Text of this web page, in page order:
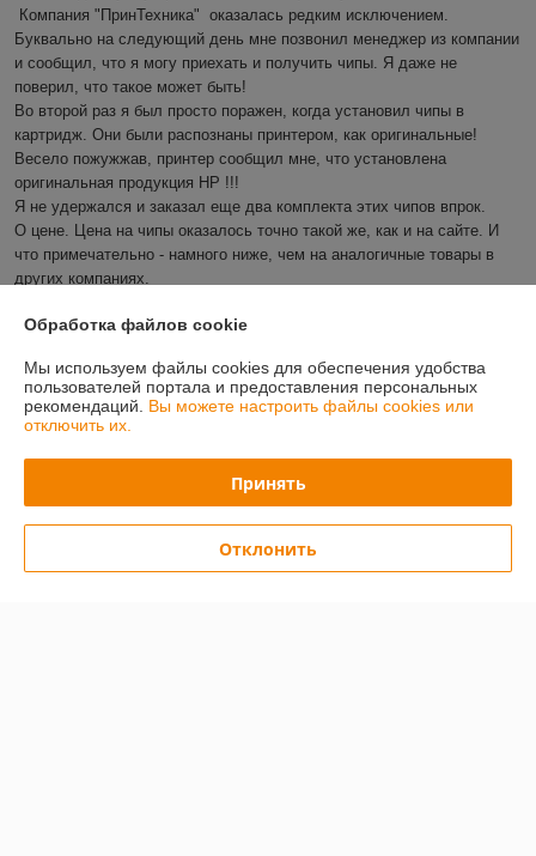
Буквально на следующий день мне позвонил менеджер из компании
и сообщил, что я могу приехать и получить чипы. Я даже не
поверил, что такое может быть!
Во второй раз я был просто поражен, когда установил чипы в
картридж. Они были распознаны принтером, как оригинальные!
Весело пожужжав, принтер сообщил мне, что установлена
оригинальная продукция HP !!!
Я не удержался и заказал еще два комплекта этих чипов впрок.
О цене. Цена на чипы оказалось точно такой же, как и на сайте. И
что примечательно - намного ниже, чем на аналогичные товары в
других компаниях.
искреннюю благодарность всем коллективу!
10.01.2025
Покупатель
Обработка файлов cookie
Мы используем файлы cookies для обеспечения удобства
пользователей портала и предоставления персональных
рекомендаций. Вы можете настроить файлы cookies или
отключить их.
Принять
Отклонить